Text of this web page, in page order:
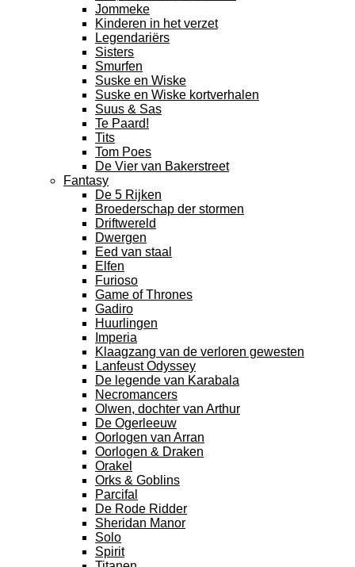
Jommeke
Kinderen in het verzet
Legendariërs
Sisters
Smurfen
Suske en Wiske
Suske en Wiske kortverhalen
Suus & Sas
Te Paard!
Tits
Tom Poes
De Vier van Bakerstreet
Fantasy
De 5 Rijken
Broederschap der stormen
Driftwereld
Dwergen
Eed van staal
Elfen
Furioso
Game of Thrones
Gadiro
Huurlingen
Imperia
Klaagzang van de verloren gewesten
Lanfeust Odyssey
De legende van Karabala
Necromancers
Olwen, dochter van Arthur
De Ogerleeuw
Oorlogen van Arran
Oorlogen & Draken
Orakel
Orks & Goblins
Parcifal
De Rode Ridder
Sheridan Manor
Solo
Spirit